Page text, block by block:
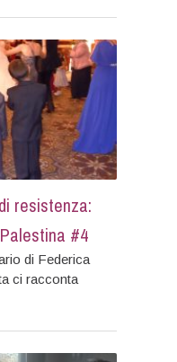
resistenza:
#4
di Federica
ci racconta